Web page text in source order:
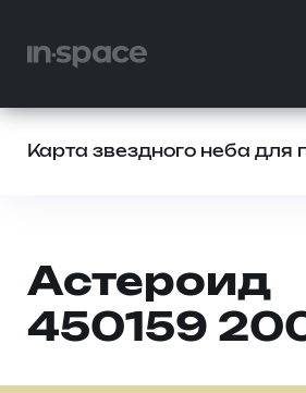
Карта звездного неба для
Астероид
450159